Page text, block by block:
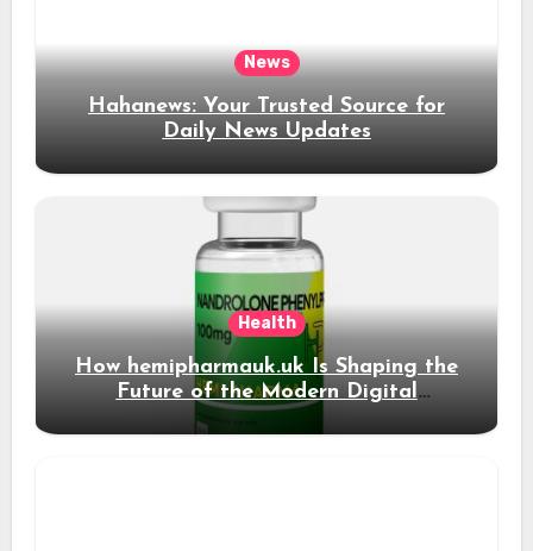
News
Hahanews: Your Trusted Source for
Daily News Updates
Health
How hemipharmauk.uk Is Shaping the
Future of the Modern Digital
Experience